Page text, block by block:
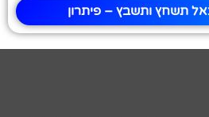
תשחץ ותשבץ – פיתרון